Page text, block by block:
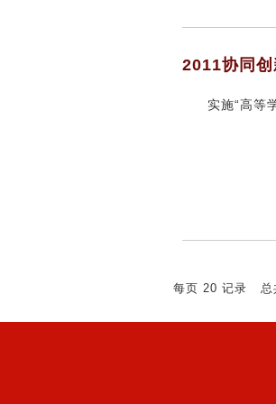
2011协同创
实施“高等
每页 20 记录 总